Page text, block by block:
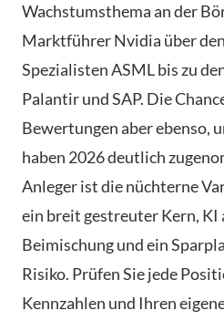
Wachstumsthema an der
Marktführer Nvidia über
Spezialisten ASML bis zu
Palantir und SAP. Die
Bewertungen aber ebenso,
haben 2026 deutlich
Anleger ist die nüchterne
ein breit gestreuter Kern, KI
Beimischung und ein
Risiko. Prüfen Sie jede
Kennzahlen und Ihren